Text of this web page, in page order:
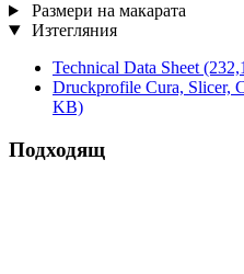
Размери на макарата
Изтегляния
Technical Data Sheet
Druckprofile Cura, Slicer,
KB)
Подходящ